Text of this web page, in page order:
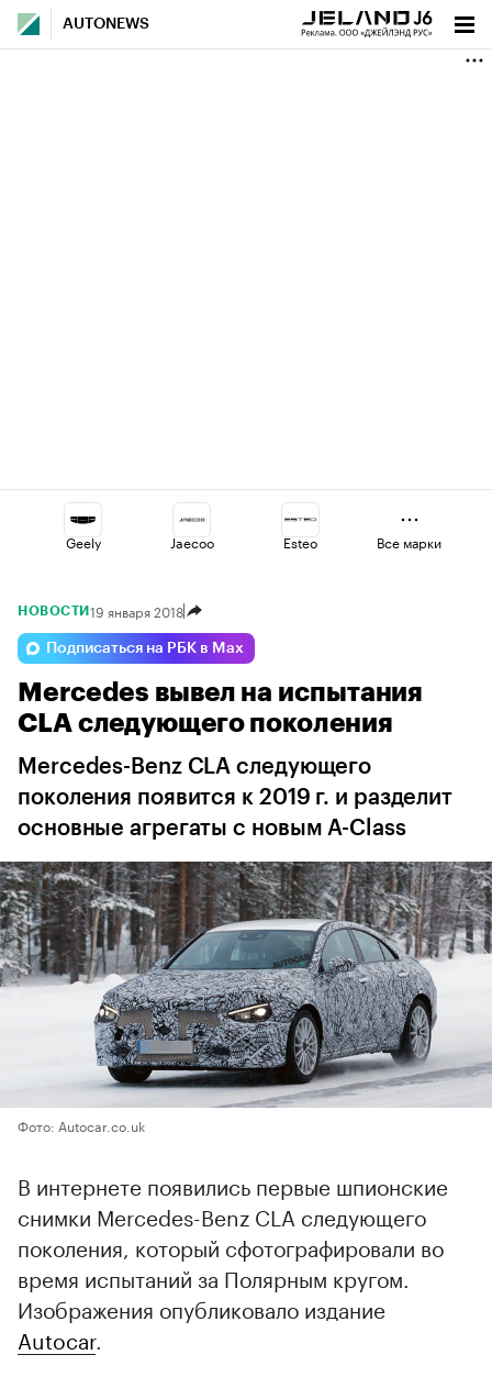
AUTONEWS
Geely Jaecoo Esteo
Volga Lada
Changan Voyah Omoda
Все марки
НОВОСТИ 19 января 2018
Подписаться на РБК в Max
Mercedes вывел на испытания
CLA следующего поколения
Mercedes-Benz CLA следующего
поколения появится к 2019 г. и разделит
основные агрегаты с новым A-Class
Фото: Autocar.co.uk
В интернете появились первые шпионские
снимки Mercedes-Benz CLA следующего
поколения, который сфотографировали во
время испытаний за Полярным кругом.
Изображения опубликовало издание
Autocar.